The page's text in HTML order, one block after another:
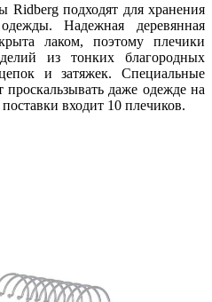
Ridberg подходят для хранения
Надежная деревянная
лаком, поэтому плечики
из тонких благородных
и затяжек. Специальные
даже одежде на
входит 10 плечиков.